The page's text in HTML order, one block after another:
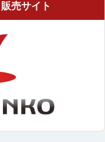
売サイト